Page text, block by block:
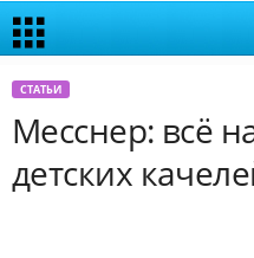
СТАТЬИ
Месснер: всё
детских